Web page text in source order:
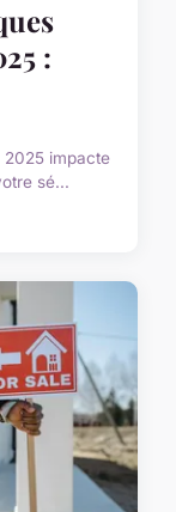
:
2025 impacte
sé...